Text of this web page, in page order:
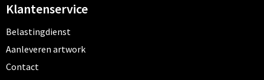
Klantenservice
Belastingdienst
Aanleveren artwork
Contact